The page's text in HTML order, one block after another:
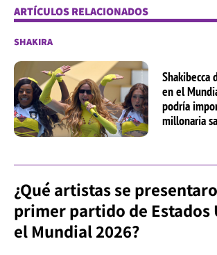
ARTÍCULOS RELACIONADOS
SHAKIRA
Shakibecca
en el
podría
millonaria
¿Qué artistas se
primer partido de Estados
el Mundial 2026?